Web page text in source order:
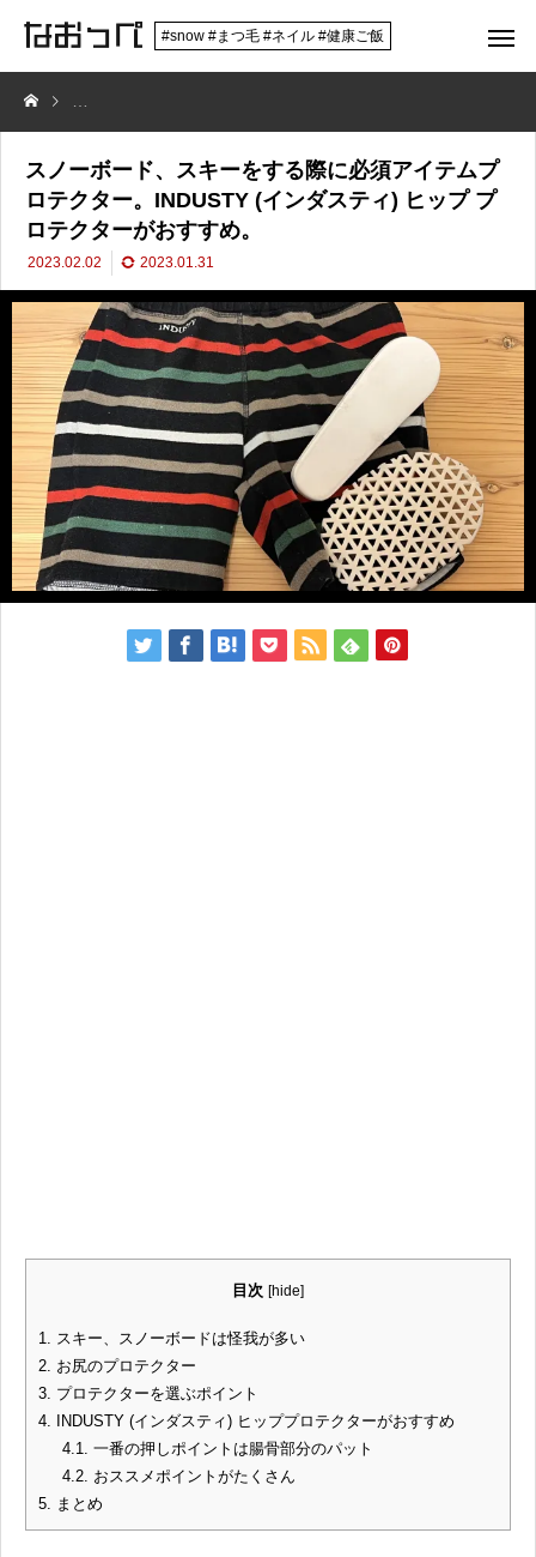
#snow #まつ毛 #ネイル #健康ご飯
スノーボード、スキーをする際に必須アイテムプロテクター。
スノーボード、スキーをする際に必須アイテムプ
ロテクター。INDUSTY (インダスティ) ヒップ プ
ロテクターがおすすめ。
2023.02.02 2023.01.31
目次 [hide]
1. スキー、スノーボードは怪我が多い
2. お尻のプロテクター
3. プロテクターを選ぶポイント
4. INDUSTY (インダスティ) ヒッププロテクターがおすすめ
4.1. 一番の押しポイントは腸骨部分のパット
4.2. おススメポイントがたくさん
5. まとめ